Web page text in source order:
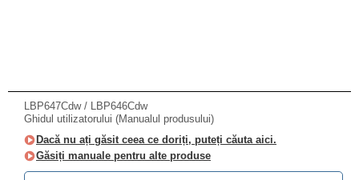
LBP647Cdw / LBP646Cdw
Ghidul utilizatorului (Manualul produsului)
Dacă nu ați găsit ceea ce doriți, puteți căuta aici.
Găsiți manuale pentru alte produse